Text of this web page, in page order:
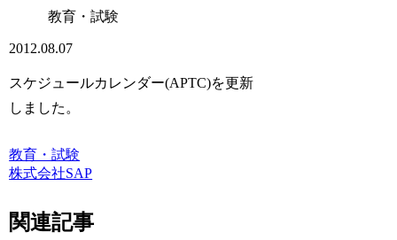
教育・試験
2012.08.07
スケジュールカレンダー(APTC)を更新
しました。
教育・試験
株式会社SAP
関連記事